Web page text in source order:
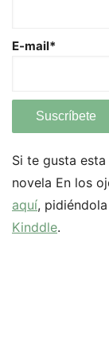
E-mail*
Si te gusta
novela En los
aquí,
Kinddle.